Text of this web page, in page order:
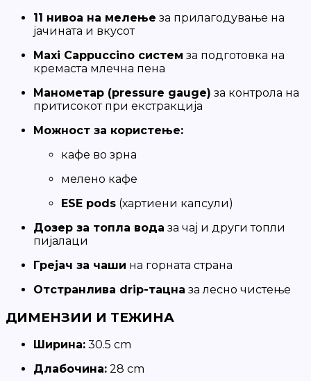
11 нивоа на мелење за прилагодување на
јачината и вкусот
Maxi Cappuccino систем за подготовка на
кремаста млечна пена
Манометар (pressure gauge) за контрола на
притисокот при екстракција
Можност за користење:
кафе во зрна
мелено кафе
ESE pods (хартиени капсули)
Дозер за топла вода за чај и други топли
пијалаци
Грејач за чаши на горната страна
Отстранлива drip-тацна за лесно чистење
ДИМЕНЗИИ И ТЕЖИНА
Ширина: 30.5 cm
Длабочина: 28 cm